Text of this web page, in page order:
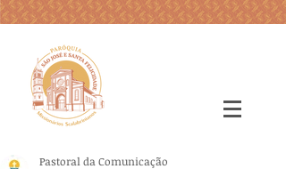
Pastoral da Comunicação